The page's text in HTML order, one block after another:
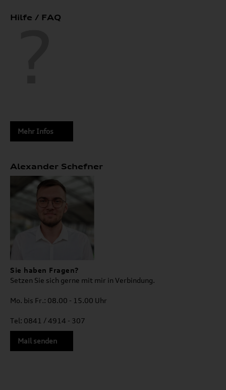
Hilfe / FAQ
Mehr Infos
Alexander Schefner
Sie haben Fragen?
Setzen Sie sich gerne mit mir in Verbindung.
Mo. bis Fr.: 08.00 - 15.00 Uhr
Tel: 0841 / 4914 - 307
Mail senden